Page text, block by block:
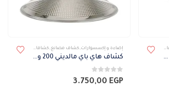
كشافات خارجى
كشاف هاي باي السويدي 100 وات
إضاءة و إكسسوارات , كشاف مصانع , كشافات كشافات خارجى
كشاف هاي باي مالديني 200 وات
0من 5 3.750,00 EGP